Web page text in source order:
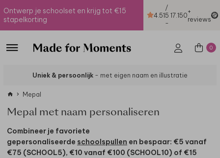
Ontwerp je schoolset en krijg tot €15
stapelkorting
4.51
/
5
-
17.150+
reviews
0
Uniek & persoonlijk - met eigen naam en illustratie
Mepal
Mepal met naam personaliseren
Combineer je favoriete
gepersonaliseerde schoolspullen en bespaar: €5 vanaf
€75 (SCHOOL5), €10 vanaf €100 (SCHOOL10) of €15